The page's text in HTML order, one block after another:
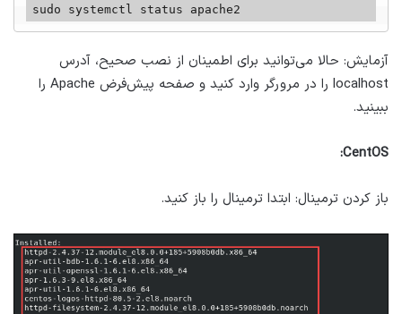
sudo systemctl status apache2
آزمایش: حالا می‌توانید برای اطمینان از نصب صحیح، آدرس
localhost را در مرورگر وارد کنید و صفحه پیش‌فرض Apache را
ببینید.
CentOS:
باز کردن ترمینال: ابتدا ترمینال را باز کنید.